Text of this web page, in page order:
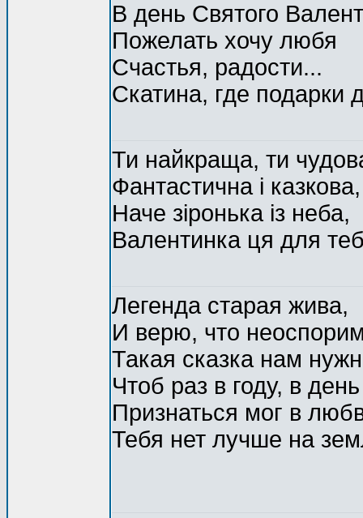
В день Святого
Пожелать хочу любя
Счастья, радости...
Скатина, где подарки
Ти найкраща, ти
Фантастична і казкова,
Наче зіронька із неба,
Валентинка ця для
Легенда старая жива,
И верю, что
Такая сказка нам
Чтоб раз в году, в
Признаться мог в
Тебя нет лучше на